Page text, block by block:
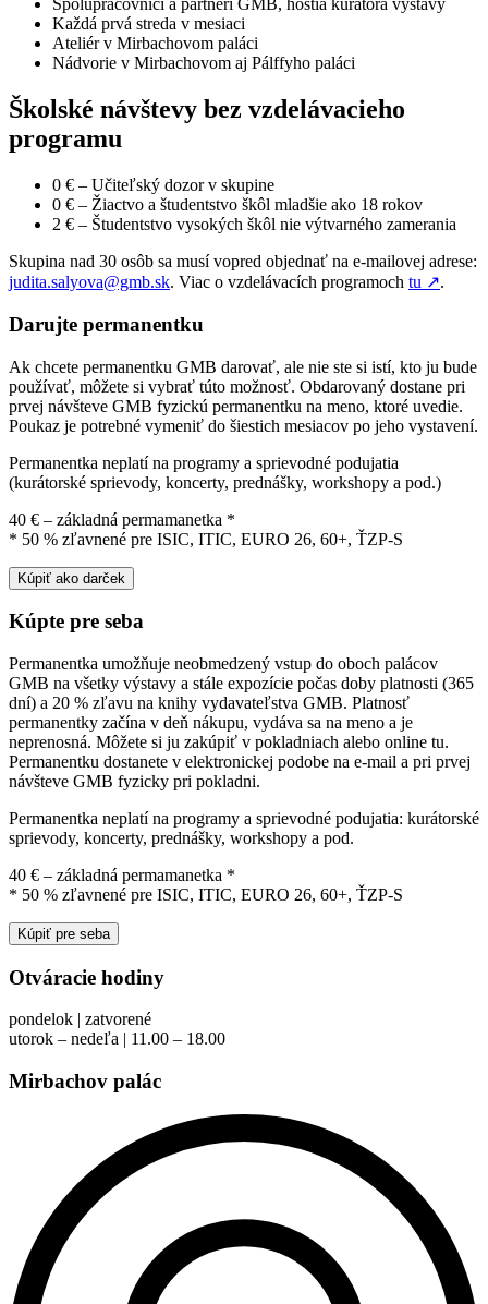
Spolupracovníci a partneri GMB, hostia kurátora výstavy
Každá prvá streda v mesiaci
Ateliér v Mirbachovom paláci
Nádvorie v Mirbachovom aj Pálffyho paláci
Školské návštevy bez vzdelávacieho
programu
0 € – Učiteľský dozor v skupine
0 € – Žiactvo a študentstvo škôl mladšie ako 18 rokov
2 € – Študentstvo vysokých škôl nie výtvarného zamerania
Skupina nad 30 osôb sa musí vopred objednať na e-mailovej adrese:
judita.salyova@gmb.sk. Viac o vzdelávacích programoch tu ↗.
Darujte permanentku
Ak chcete permanentku GMB darovať, ale nie ste si istí, kto ju bude
používať, môžete si vybrať túto možnosť. Obdarovaný dostane pri
prvej návšteve GMB fyzickú permanentku na meno, ktoré uvedie.
Poukaz je potrebné vymeniť do šiestich mesiacov po jeho vystavení.
Permanentka neplatí na programy a sprievodné podujatia
(kurátorské sprievody, koncerty, prednášky, workshopy a pod.)
40 € – základná permamanetka *
* 50 % zľavnené pre ISIC, ITIC, EURO 26, 60+, ŤZP-S
Kúpiť ako darček
Kúpte pre seba
Permanentka umožňuje neobmedzený vstup do oboch palácov
GMB na všetky výstavy a stále expozície počas doby platnosti (365
dní) a 20 % zľavu na knihy vydavateľstva GMB. Platnosť
permanentky začína v deň nákupu, vydáva sa na meno a je
neprenosná. Môžete si ju zakúpiť v pokladniach alebo online tu.
Permanentku dostanete v elektronickej podobe na e-mail a pri prvej
návšteve GMB fyzicky pri pokladni.
Permanentka neplatí na programy a sprievodné podujatia: kurátorské
sprievody, koncerty, prednášky, workshopy a pod.
40 € – základná permamanetka *
* 50 % zľavnené pre ISIC, ITIC, EURO 26, 60+, ŤZP-S
Kúpiť pre seba
Otváracie hodiny
pondelok | zatvorené
utorok – nedeľa | 11.00 – 18.00
Mirbachov palác